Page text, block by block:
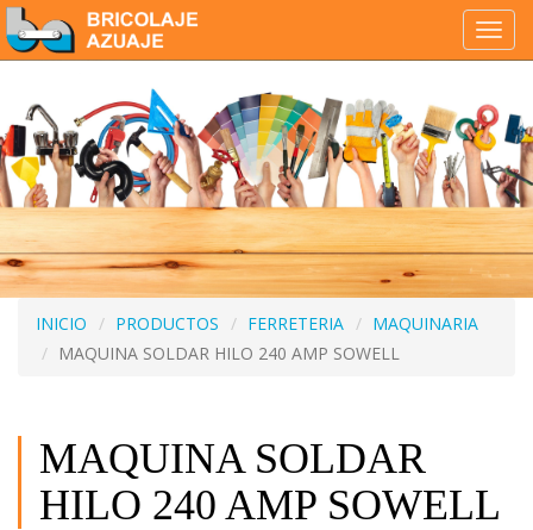
INICIO PRODUCTOS FERRETERIA
MAQUINARIA
MAQUINA SOLDAR HILO 240 AMP SOWELL
MAQUINA SOLDAR
HILO 240 AMP SOWELL